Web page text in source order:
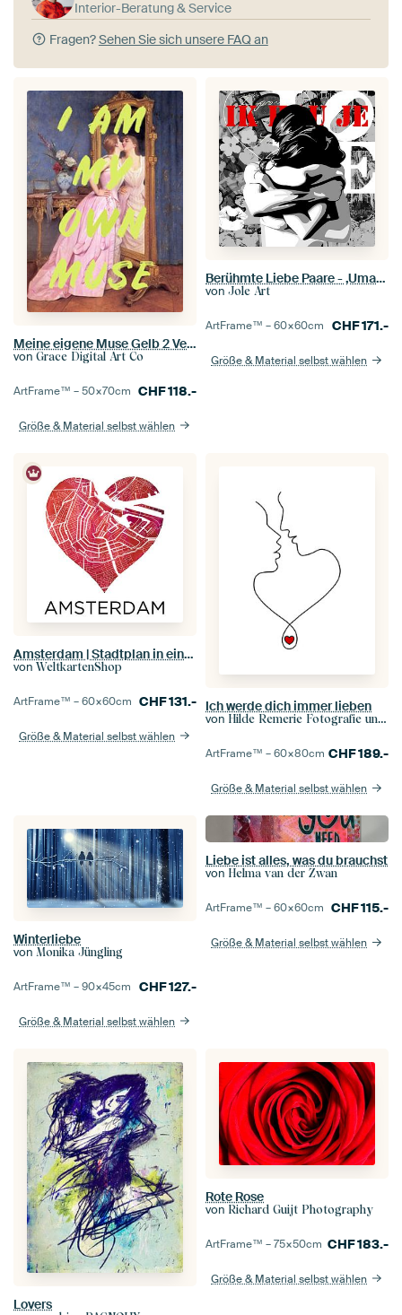
Interior-Beratung & Service
Fragen?Sehen Sie sich unsere FAQ an
Meine eigene Muse Gelb 2 Verhältnis Iso
von Grace Digital Art Co
ArtFrame™ –50×70cm CHF118.-
Größe & Material selbst wählen
Berühmte Liebe Paare - ‚Umarmung‘
von Jole Art
ArtFrame™ –60×60cm CHF171.-
Größe & Material selbst wählen
Amsterdam | Stadtplan in einem Herzen
von WeltkartenShop
ArtFrame™ –60×60cm CHF131.-
Größe & Material selbst wählen
Ich werde dich immer lieben
von Hilde Remerie Fotografie und digitale Kunst
ArtFrame™ –60×80cm CHF189.-
Größe & Material selbst wählen
Winterliebe
von Monika Jüngling
ArtFrame™ –90×45cm CHF127.-
Größe & Material selbst wählen
Liebe ist alles, was du brauchst
von Helma van der Zwan
ArtFrame™ –60×60cm CHF115.-
Größe & Material selbst wählen
Lovers
Rote Rose
von Richard Guijt Photography
ArtFrame™ –75×50cm CHF183.-
Größe & Material selbst wählen